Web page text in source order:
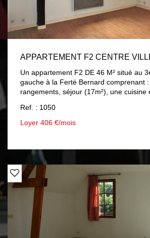
Un appartement F2 DE 46 M² situé au
gauche à la Ferté Bernard comprenant
rangements, séjour (17m²), une cuisine
mensuel de 406€ comprenant 11€ de
et entretien des parties communes) Chauffage individuel
par convecteurs électriques. Eau froide
chaude individuelle par cumulus électrique.
la charge du locataire : 405€
d'honoraires d'état des lieux. Dépôt de garantie : 395€
LIBRE au 10 10 2026
Ref. : 1050
Loyer 406 €/mois